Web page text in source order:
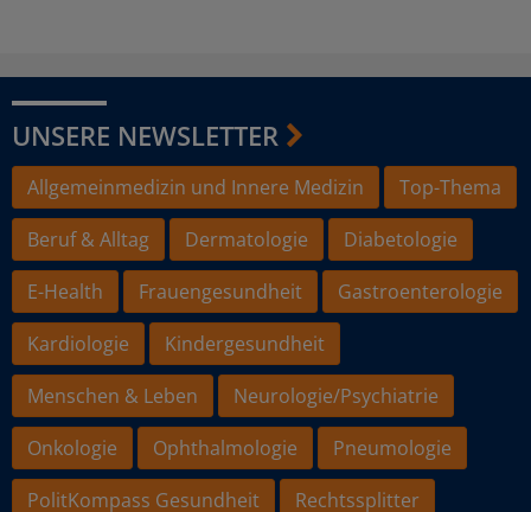
UNSERE NEWSLETTER
Allgemeinmedizin und Innere Medizin
Top-Thema
Beruf & Alltag
Dermatologie
Diabetologie
E-Health
Frauengesundheit
Gastroenterologie
Kardiologie
Kindergesundheit
Menschen & Leben
Neurologie/Psychiatrie
Onkologie
Ophthalmologie
Pneumologie
PolitKompass Gesundheit
Rechtssplitter